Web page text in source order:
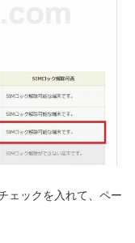
ェックを入れて、ペー